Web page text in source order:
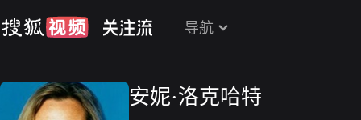
导航
安妮·洛克哈特